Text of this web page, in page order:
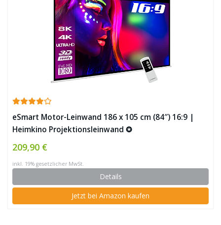
eSmart Motor-Leinwand 186 x 105 cm (84″) 16:9 |
Heimkino Projektionsleinwand ✪
209,90 €
inkl. 19% gesetzlicher MwSt.
Details
Jetzt bei Amazon kaufen